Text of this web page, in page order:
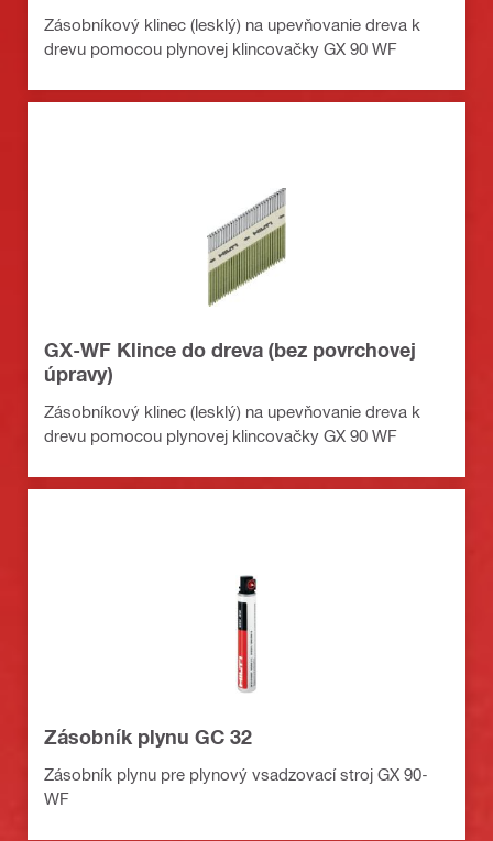
Zásobníkový klinec (lesklý) na upevňovanie dreva k
drevu pomocou plynovej klincovačky GX 90 WF
GX-WF Klince do dreva (bez povrchovej
úpravy)
Zásobníkový klinec (lesklý) na upevňovanie dreva k
drevu pomocou plynovej klincovačky GX 90 WF
Zásobník plynu GC 32
Zásobník plynu pre plynový vsadzovací stroj GX 90-
WF